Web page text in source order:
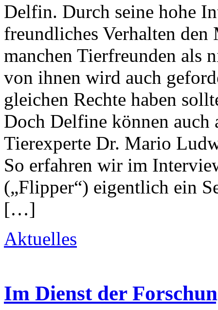
Delfin. Durch seine hohe
freundliches Verhalten
manchen Tierfreunden als
von ihnen wird auch
gleichen Rechte haben
Doch Delfine können auch
Tierexperte Dr. Mario
So erfahren wir im
(„Flipper“) eigentlich ein
[…]
Aktuelles
Im Dienst der